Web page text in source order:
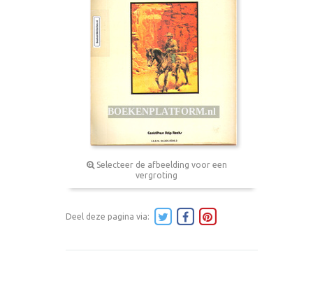
Selecteer de afbeelding voor een
vergroting
Deel deze pagina via: